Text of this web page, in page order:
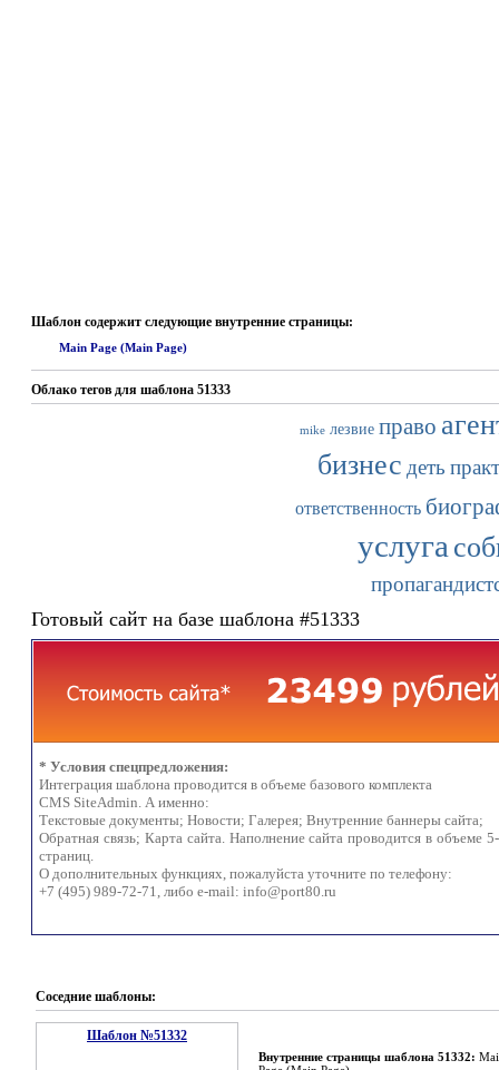
Шаблон содержит следующие внутренние страницы:
Main Page (Main Page)
Облако тегов для шаблона 51333
mike лезвие право
бизнес деть
ответственность
услуга
Готовый сайт на базе шаблона #51333
* Условия спецпредложения:
Интеграция шаблона проводится в объеме базового комплекта
CMS SiteAdmin. А именно:
Текстовые документы; Новости; Галерея; Внутренние баннеры сайта;
Обратная связь; Карта сайта. Наполнение сайта проводится в объеме
страниц.
О дополнительных функциях, пожалуйста уточните по телефону:
+7 (495) 989-72-71, либо e-mail: info@port80.ru
Соседние шаблоны:
Шаблон №51332
Внутренние страницы шаблона 51332: